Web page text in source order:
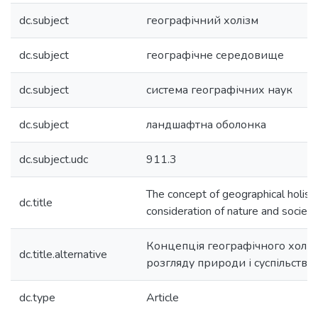
dc.subject географічний холізм
dc.subject географічне середовище
dc.subject система географічних наук
dc.subject ландшафтна оболонка
dc.subject.udc 911.3
dc.title
The concept of geographical
consideration of nature and society
dc.title.alternative
Концепція географічного
розгляду природи і суспільства
dc.type Article